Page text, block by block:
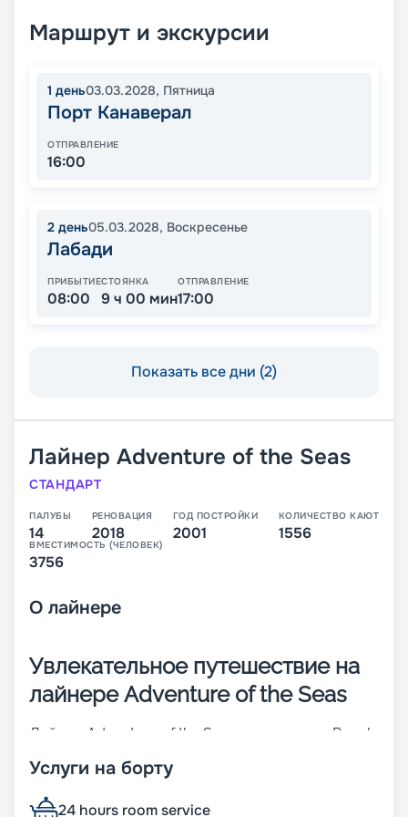
Маршрут и экскурсии
1 день03.03.2028, Пятница
Порт Канаверал
ОТПРАВЛЕНИЕ
16:00
2 день05.03.2028, Воскресенье
Лабади
ПРИБЫТИЕ
08:00
СТОЯНКА
9 ч 00 мин
ОТПРАВЛЕНИЕ
17:00
Показать все дни (2)
Лайнер Adventure of the Seas
СТАНДАРТ
ПАЛУБЫ
14
РЕНОВАЦИЯ
2018
ГОД ПОСТРОЙКИ
2001
КОЛИЧЕСТВО КАЮТ
1556
ВМЕСТИМОСТЬ (ЧЕЛОВЕК)
3756
О лайнере
Увлекательное путешествие на
лайнере Adventure of the Seas
Лайнер Adventure of the Seas от компании Royal
в Финляндии, городе Турку. Корабль прошел
готово вместить на борт до 3756 пассажиров.
Услуги на борту
24 hours room service